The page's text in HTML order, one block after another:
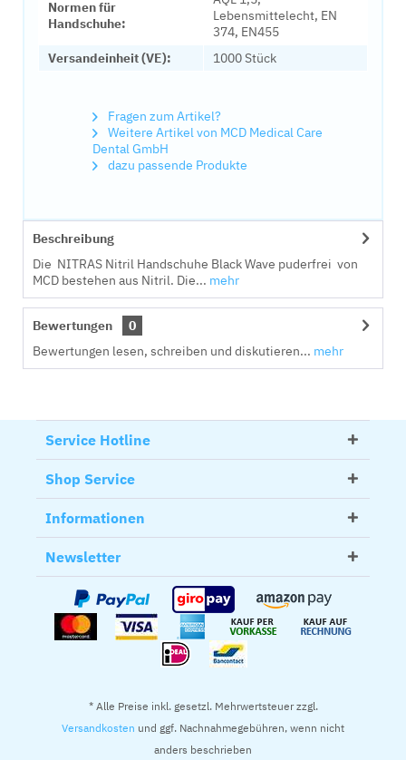
Normen für
Handschuhe:
Lebensmittelecht, EN
374, EN455
Versandeinheit (VE):
1000 Stück
Fragen zum Artikel?
Weitere Artikel von MCD Medical Care
Dental GmbH
dazu passende Produkte
Beschreibung
Die NITRAS Nitril Handschuhe Black Wave puderfrei von
MCD bestehen aus Nitril. Die... mehr
Bewertungen
0
Bewertungen lesen, schreiben und diskutieren... mehr
Service Hotline
Shop Service
Informationen
Newsletter
* Alle Preise inkl. gesetzl. Mehrwertsteuer zzgl.
Versandkosten und ggf. Nachnahmegebühren, wenn nicht
anders beschrieben